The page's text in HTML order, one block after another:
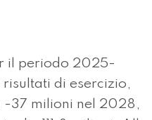
il periodo 2025-
di esercizio,
-37 milioni nel 2028,